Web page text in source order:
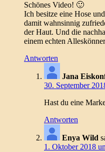
Schönes Video! 🙂
Ich besitze eine Hose
damit wahnsinnig
der Haut. Und die
einem echten
Antworten
Jana
30. September
Hast du eine
Antworten
Enya Wild
1. Oktober 2018